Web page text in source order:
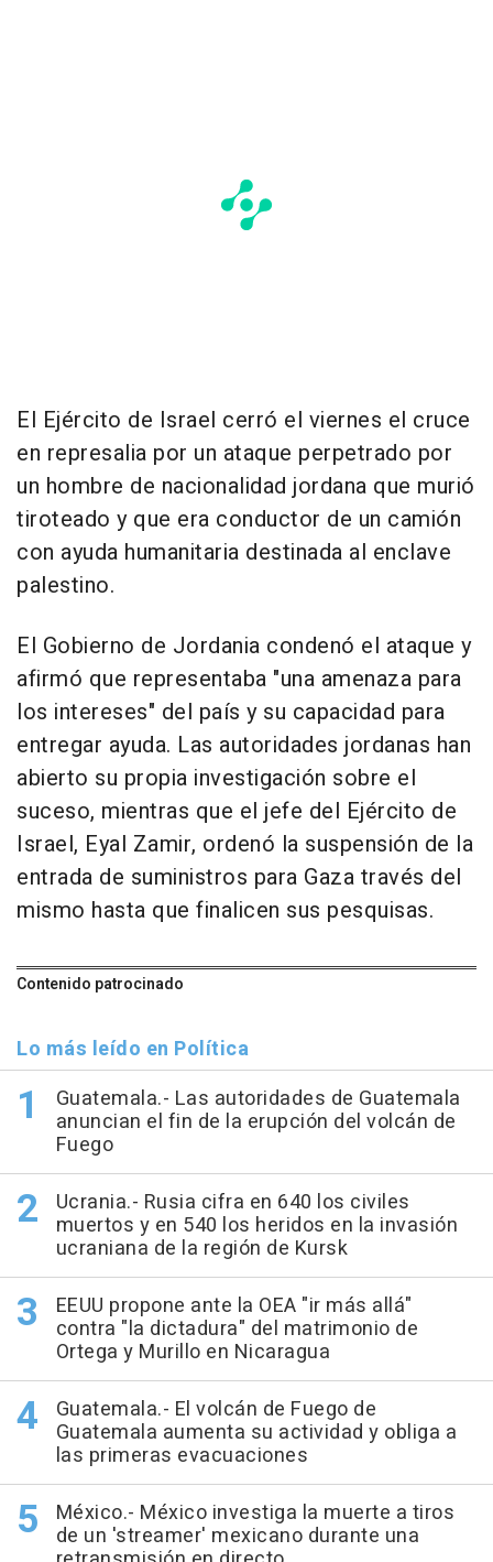
El Ejército de Israel cerró el viernes el cruce
en represalia por un ataque perpetrado por
un hombre de nacionalidad jordana que murió
tiroteado y que era conductor de un camión
con ayuda humanitaria destinada al enclave
palestino.
El Gobierno de Jordania condenó el ataque y
afirmó que representaba "una amenaza para
los intereses" del país y su capacidad para
entregar ayuda. Las autoridades jordanas han
abierto su propia investigación sobre el
suceso, mientras que el jefe del Ejército de
Israel, Eyal Zamir, ordenó la suspensión de la
entrada de suministros para Gaza través del
mismo hasta que finalicen sus pesquisas.
Contenido patrocinado
Lo más leído en Política
Guatemala.- Las autoridades de Guatemala
anuncian el fin de la erupción del volcán de
Fuego
Ucrania.- Rusia cifra en 640 los civiles
muertos y en 540 los heridos en la invasión
ucraniana de la región de Kursk
EEUU propone ante la OEA "ir más allá"
contra "la dictadura" del matrimonio de
Ortega y Murillo en Nicaragua
Guatemala.- El volcán de Fuego de
Guatemala aumenta su actividad y obliga a
las primeras evacuaciones
México.- México investiga la muerte a tiros
de un 'streamer' mexicano durante una